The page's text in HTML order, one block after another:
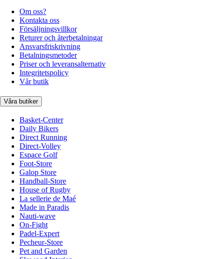
Om oss?
Kontakta oss
Försäljningsvillkor
Returer och återbetalningar
Ansvarsfriskrivning
Betalningsmetoder
Priser och leveransalternativ
Integritetspolicy
Vår butik
Våra butiker
Basket-Center
Daily Bikers
Direct Running
Direct-Volley
Espace Golf
Foot-Store
Galop Store
Handball-Store
House of Rugby
La sellerie de Maé
Made in Paradis
Nauti-wave
On-Fight
Padel-Expert
Pecheur-Store
Pet and Garden